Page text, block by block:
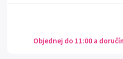
Objednej do 11:00 a